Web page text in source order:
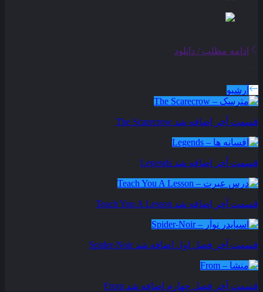
ادامه مطلب / دانلود
آرشیو
قسمت آخر اضافه شد The Scarecrow
قسمت آخر اضافه شد Legends
قسمت آخر اضافه شد Teach You A Lesson
قسمت آخر فصل اول اضافه شد Spider-Noir
قسمت آخر فصل چهارم اضافه شد From